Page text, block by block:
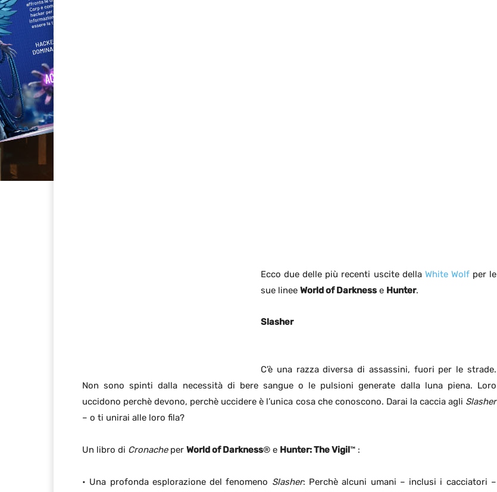
Ecco due delle più recenti uscite della White Wolfper le
sue linee World of Darkness e Hunter.
Slasher
C’è una razza diversa di assassini, fuori per le strade.
Non sono spinti dalla necessità di bere sangue o le pulsioni generate dalla luna piena. Loro
uccidono perchè devono, perchè uccidere è l’unica cosa che conoscono. Darai la caccia agli Slasher
– o ti unirai alle loro fila?
Un libro di Cronache per World of Darkness® e Hunter: The Vigil™ :
• Una profonda esplorazione del fenomeno Slasher: Perchè alcuni umani – inclusi i cacciatori –